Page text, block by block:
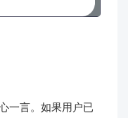
一言。如果用户已